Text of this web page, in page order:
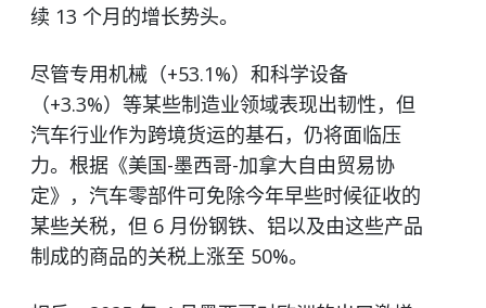
续 13 个月的增长势头。
尽管专用机械（+53.1%）和科学设备
（+3.3%）等某些制造业领域表现出韧性，但
汽车行业作为跨境货运的基石，仍将面临压
力。根据《美国-墨西哥-加拿大自由贸易协
定》，汽车零部件可免除今年早些时候征收的
某些关税，但 6 月份钢铁、铝以及由这些产品
制成的商品的关税上涨至 50%。